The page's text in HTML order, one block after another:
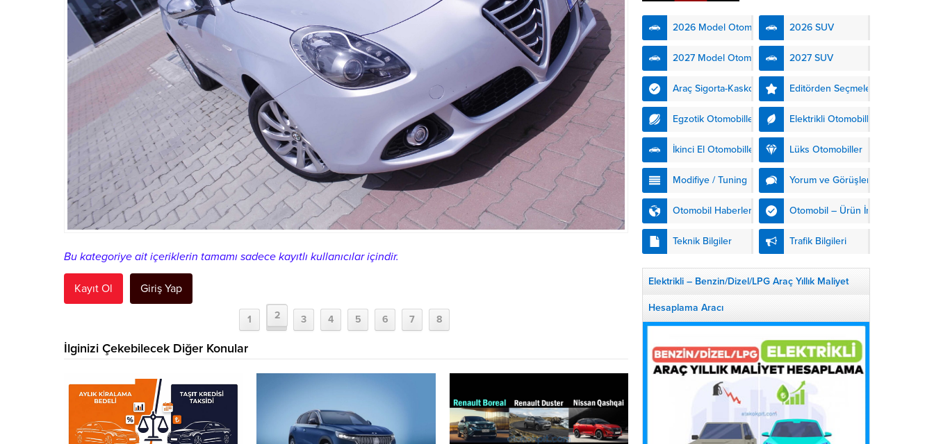
Bu kategoriye ait içeriklerin tamamı sadece kayıtlı kullanıcılar içindir.
Kayıt Ol Giriş Yap
1 2 3 4 5 6 7 8
İlginizi Çekebilecek Diğer Konular
hibrit teknolojisindeki
uzmanlığını...
isteyen 2027 DS No7,
kendinden şarjlı hibrit
teknolojisiyle buluşturuyor.
DS Automobiles’in yeni...
2026 Model Otomobiller 2026 SUV
2027 Model Otomobiller 2027 SUV
Araç Sigorta-Kasko Editörden Seçmeler
Egzotik Otomobiller Elektrikli Otomobiller
İkinci El Otomobiller Lüks Otomobiller
Modifiye / Tuning Yorum ve Görüşler
Otomobil Haberleri Otomobil – Ürün İnceleme
Teknik Bilgiler Trafik Bilgileri
Elektrikli – Benzin/Dizel/LPG Araç Yıllık Maliyet
Hesaplama Aracı